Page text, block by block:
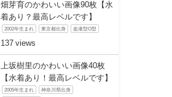
畑芽育のかわいい画像90枚【水
着あり？最高レベルです】
2002年生まれ 東京都出身 血液型O型
137
上坂樹里のかわいい画像40枚
【水着あり！最高レベルです】
2005年生まれ 神奈川県出身